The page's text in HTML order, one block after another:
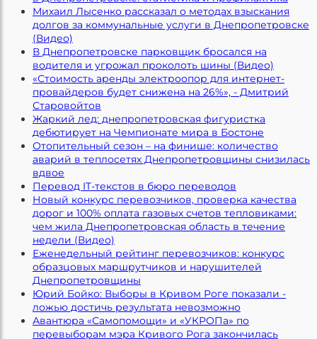
Михаил Лысенко рассказал о методах взыскания
долгов за коммунальные услуги в Днепропетровске
(Видео)
В Днепропетровске парковщик бросался на
водителя и угрожал проколоть шины (Видео)
«Стоимость аренды электроопор для интернет-
провайдеров будет снижена на 26%», - Дмитрий
Старовойтов
Жаркий лед: днепропетровская фигуристка
дебютирует на Чемпионате мира в Бостоне
Отопительный сезон – на финише: количество
аварий в теплосетях Днепропетровщины снизилась
вдвое
Перевод IT-текстов в бюро переводов
Новый конкурс перевозчиков, проверка качества
дорог и 100% оплата газовых счетов тепловиками:
чем жила Днепропетровская область в течение
недели (Видео)
Еженедельный рейтинг перевозчиков: конкурс
образцовых маршрутчиков и нарушителей
Днепропетровщины
Юрий Бойко: Выборы в Кривом Роге показали -
ложью достичь результата невозможно
Авантюра «Самопомощи» и «УКРОПа» по
перевыборам мэра Кривого Рога закончилась